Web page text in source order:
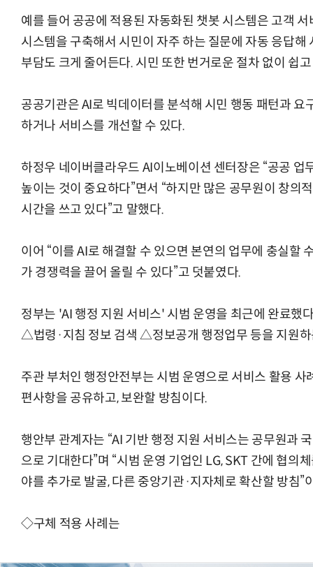
예를 들어 공공에 적용된 자동화된 챗봇 시스템은 고객
시스템을 구축해서 시민이 자주 하는 질문에 자동 응답해
부담도 크게 줄어든다. 시민 또한 번거로운 절차 없이 쉽
공공기관은 AI로 빅데이터를 분석해 시민 행동 패턴과 요
하거나 서비스를 개선할 수 있다.
하정우 네이버클라우드 AI이노베이션 센터장은 “공공 업
높이는 것이 중요하다”면서 “하지만 많은 공무원이 창의
시간을 쓰고 있다”고 말했다.
이어 “이를 AI로 해결할 수 있으면 본연의 업무에 충실할
가 경쟁력을 끌어 올릴 수 있다”고 덧붙였다.
정부는 'AI 행정 지원 서비스' 시범 운영을 최근에 완료했
△법령·지침 정보 검색 △정보공개 행정업무 등을 지원하
주관 부처인 행정안전부는 시범 운영으로 서비스 활용 사
편사항을 공유하고, 보완할 방침이다.
행안부 관계자는 “AI 기반 행정 지원 서비스는 공무원과
으로 기대한다”며 “시범 운영 기업인 LG, SKT 간에 협의
야를 추가로 발굴, 다른 중앙기관·지자체로 확산할 방침”
◇구체 적용 사례는
“계속 쫓아왔다”…도망치